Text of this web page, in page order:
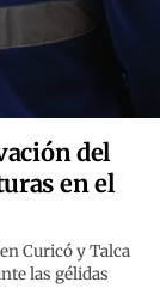
del
en el
Curicó y Talca
las gélidas